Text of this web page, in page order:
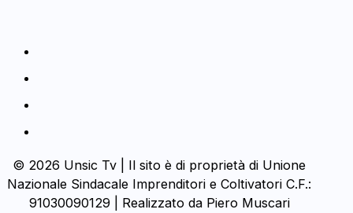
© 2026 Unsic Tv | Il sito è di proprietà di Unione
Nazionale Sindacale Imprenditori e Coltivatori C.F.:
91030090129 | Realizzato da Piero Muscari